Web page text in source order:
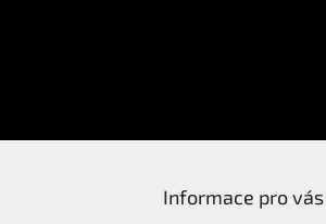
Informace pro vás